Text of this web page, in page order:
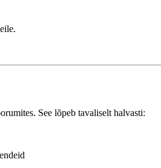
See lõpeb tavaliselt halvasti: